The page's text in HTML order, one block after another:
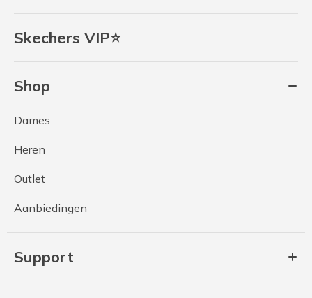
Skechers VIP⭐
Shop
Dames
Heren
Outlet
Aanbiedingen
Support